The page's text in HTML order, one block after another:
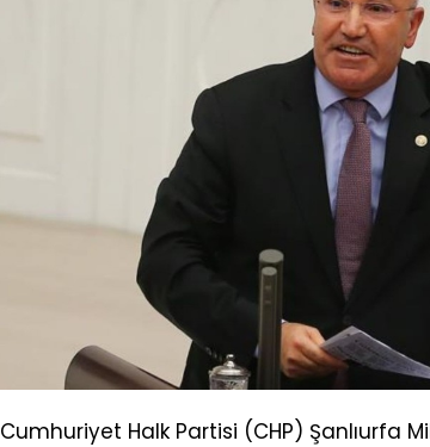
Cumhuriyet Halk Partisi (CHP) Şanlıurfa